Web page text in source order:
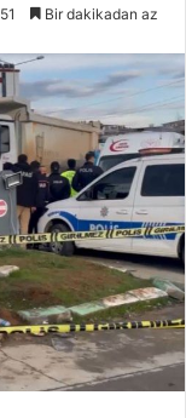
Bir dakikadan az